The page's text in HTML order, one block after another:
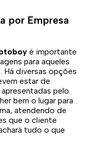
por Empresa
é importante
para aqueles
diversas opções
estar de
pelo
bem o lugar para
atendendo de
que o cliente
tudo o que